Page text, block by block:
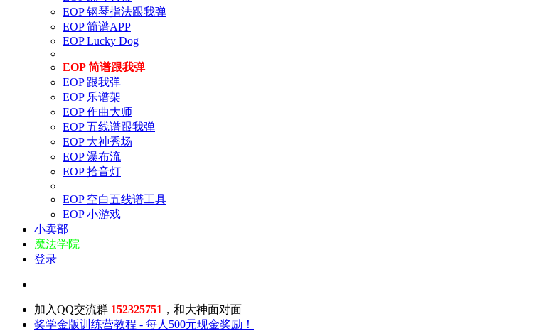
EOP 钢琴指法跟我弹
EOP 简谱APP
EOP Lucky Dog
EOP 简谱跟我弹
EOP 跟我弹
EOP 乐谱架
EOP 作曲大师
EOP 五线谱跟我弹
EOP 大神秀场
EOP 瀑布流
EOP 拾音灯
EOP 空白五线谱工具
EOP 小游戏
小卖部
魔法学院
登录
加入QQ交流群 152325751 ，和大神面对面
奖学金版训练营教程 - 每人500元现金奖励！